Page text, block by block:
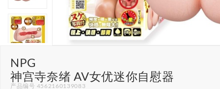
NPG
神宫寺奈绪 AV女优迷你自慰器
产品编号 4562160139083